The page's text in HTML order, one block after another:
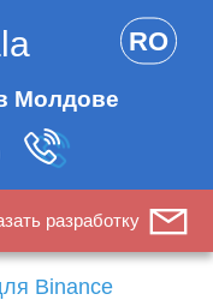
Молдове
RO
разработку
Binance